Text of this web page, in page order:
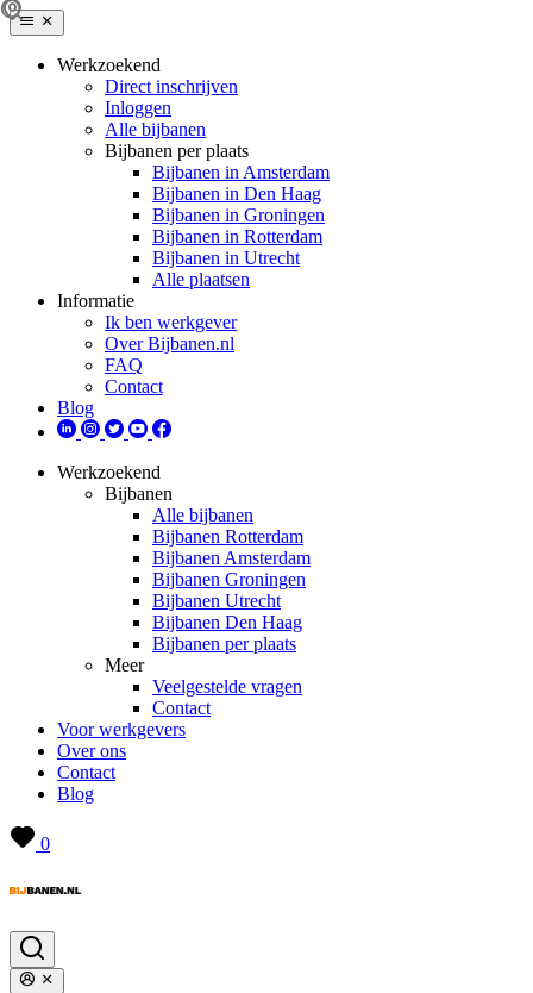
Werkzoekend
Direct inschrijven
Inloggen
Alle bijbanen
Bijbanen per plaats
Bijbanen in Amsterdam
Bijbanen in Den Haag
Bijbanen in Groningen
Bijbanen in Rotterdam
Bijbanen in Utrecht
Alle plaatsen
Informatie
Ik ben werkgever
Over Bijbanen.nl
FAQ
Contact
Blog
Werkzoekend
Bijbanen
Alle bijbanen
Bijbanen Rotterdam
Bijbanen Amsterdam
Bijbanen Groningen
Bijbanen Utrecht
Bijbanen Den Haag
Bijbanen per plaats
Meer
Veelgestelde vragen
Contact
Voor werkgevers
Over ons
Contact
Blog
0